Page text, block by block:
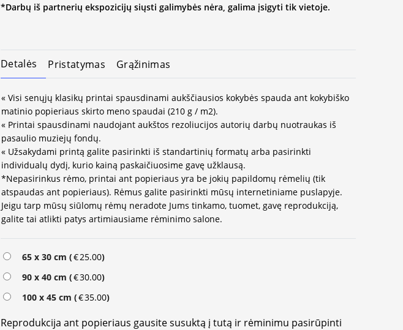
*Darbų iš partnerių ekspozicijų siųsti galimybės nėra, galima įsigyti tik vietoje.
Detalės Pristatymas Grąžinimas
« Visi senųjų klasikų printai spausdinami aukščiausios kokybės spauda ant kokybiško
matinio popieriaus skirto meno spaudai (210 g / m2).
« Printai spausdinami naudojant aukštos rezoliucijos autorių darbų nuotraukas iš
pasaulio muziejų fondų.
« Užsakydami printą galite pasirinkti iš standartinių formatų arba pasirinkti
individualų dydį, kurio kainą paskaičiuosime gavę užklausą.
*Nepasirinkus rėmo, printai ant popieriaus yra be jokių papildomų rėmelių (tik
atspaudas ant popieriaus). Rėmus galite pasirinkti mūsų internetiniame puslapyje.
Jeigu tarp mūsų siūlomų rėmų neradote Jums tinkamo, tuomet, gavę reprodukciją,
galite tai atlikti patys artimiausiame rėminimo salone.
65 x 30 cm (€25.00)
90 x 40 cm (€30.00)
100 x 45 cm (€35.00)
Reprodukcija ant popieriaus gausite susuktą į tutą ir rėminimu pasirūpinti